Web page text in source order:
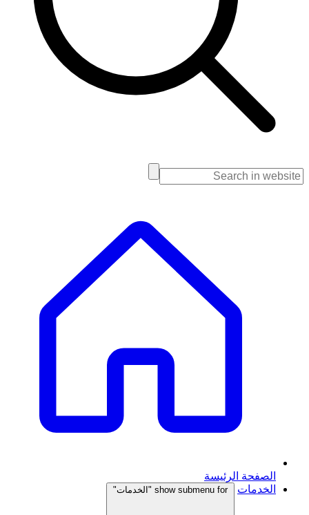
الصفحة الرئيسة
الخدمات
show submenu for "الخدمات"